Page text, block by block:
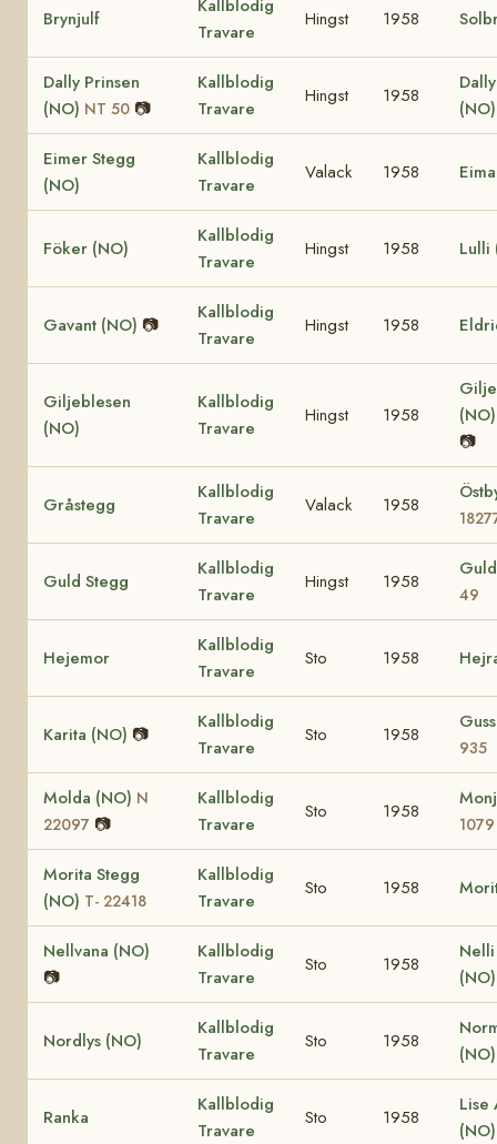
Brynjulf
Kallblodig
Travare
Hingst 1958
Dally Prinsen
(NO) NT 50 📷
Kallblodig
Travare
Hingst 1958
Eimer Stegg
(NO)
Kallblodig
Travare
Valack 1958
Föker (NO)
Kallblodig
Travare
Hingst 1958 Lulli
Gavant (NO) 📷
Kallblodig
Travare
Hingst 1958
Giljeblesen
(NO)
Kallblodig
Travare
Hingst 1958
📷
Gråstegg
Kallblodig
Travare
Valack 1958
Guld Stegg
Kallblodig
Travare
Hingst 1958
49
Hejemor
Kallblodig
Travare
Sto 1958
Karita (NO) 📷
Kallblodig
Travare
Sto 1958
935
Molda (NO) N
22097 📷
Kallblodig
Travare
Sto 1958
1079
Morita Stegg
(NO) T- 22418
Kallblodig
Travare
Sto 1958
Nellvana (NO)
📷
Kallblodig
Travare
Sto 1958
(NO)
Nordlys (NO)
Kallblodig
Travare
Sto 1958
Ranka
Kallblodig
Travare
Sto 1958
Lise